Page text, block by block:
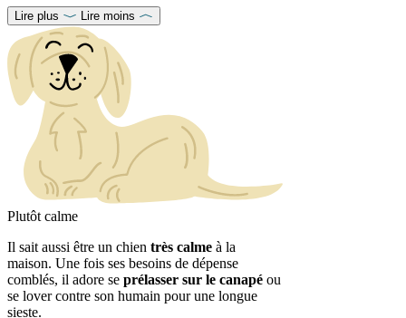
Lire plus Lire moins
Plutôt calme
Il sait aussi être un chien très calme à la
maison. Une fois ses besoins de dépense
comblés, il adore se prélasser sur le canapé ou
se lover contre son humain pour une longue
sieste.